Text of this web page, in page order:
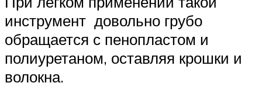
инструмент довольно грубо
обращается с пенопластом и
полиуретаном, оставляя крошки и
волокна.